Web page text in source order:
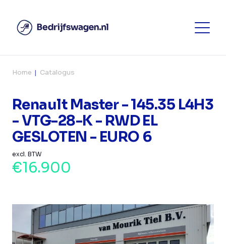
Home Catalogus
Renault Master - 145.35 L4H3
- VTG-28-K - RWD EL
GESLOTEN - EURO 6
excl. BTW
€16.900